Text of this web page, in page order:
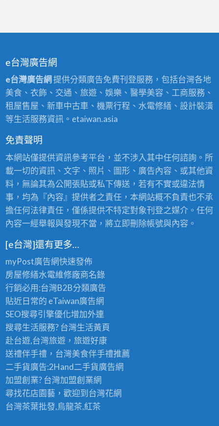
e台灣廣告網
e台灣廣告網 提供分類廣告免費刊登服務，包括台灣各地
美食、衣飾、交通、旅遊、娛樂、醫學美容、工商服務、
租屋售屋、新車中古車、機票行程、水電修繕、設計裝潢
等生活服務資訊。etaiwan.asia
免責聲明
本網站僅提供資訊參考平台，並不涉入其中任何諮詢。所
載一切的資訊、文字、照片、圖形、廣告內容、或其他資
料，無論其為公開張貼或私下傳送，若有不實或違法情
事，均為『內容』提供者之責任，本網站概不負責也不承
擔任何法律責任，僅係提供不特定對象刊登之媒介。任何
內容一經舉報與發現不當，將立即刪除帳號與內容。
[e台灣]還有更多…
myPost廣告網快速發佈
房屋修繕水電維修廠商名錄
行銷必用:台灣B2B分類廣告
貼近日常的 eTaiwan廣告網
SEO搜尋引擎優化增加外連
搜尋生活服務? 台灣生活黃頁
赴台遊,台灣旅遊，旅遊好康
送禮伴手禮，台灣美食伴手禮推薦
二手貨廣告:2Hand二手貨廣告網
加盟創業? 台灣加盟創業網
尋找花店園藝，歡迎到 台灣花網
台灣茶葉批發,烏龍茶,紅茶